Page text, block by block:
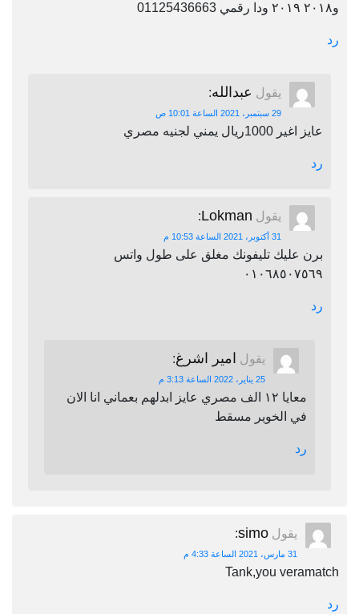
و٢٠١٨ ٢٠١٩ ودا رقمي 01125436663
رد
يقول عبدالله:
29 سبتمبر، 2021 الساعة 10:01 ص
عايز اغير 1000ريال يمني لجنيه مصري
رد
يقول Lokman
:
31 أكتوبر، 2021 الساعة 10:53 م
برن عليك تليفونك مغلق على طول واتس
٠١٠٦٨٥٠٧٥٦٩
رد
يقول امير اشرغ:
25 يناير، 2022 الساعة 3:13 م
معايا ١٢ الف مصري عايز ابدلهم بعماني انا الان
في الخوير مسقط
رد
يقول simo
:
31 مارس، 2021 الساعة 4:33 م
Tank,you veramatch
رد